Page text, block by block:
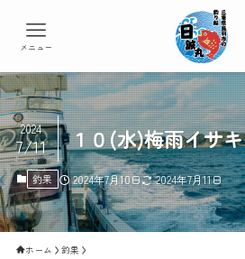
メニュー
１０(水)梅雨イサキ
2024
7/11
釣果 2024年7月10日 2024年7月11日
ホーム 釣果